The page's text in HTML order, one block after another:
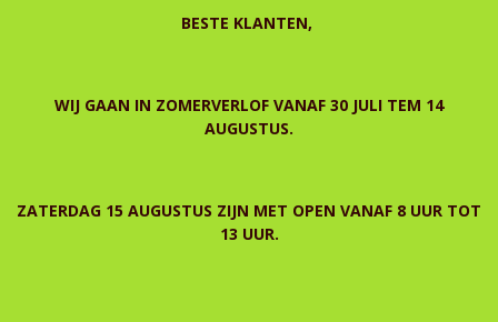
BESTE KLANTEN,
WIJ GAAN IN ZOMERVERLOF VANAF 30 JULI TEM 14
AUGUSTUS.
ZATERDAG 15 AUGUSTUS ZIJN MET OPEN VANAF 8 UUR TOT
13 UUR.